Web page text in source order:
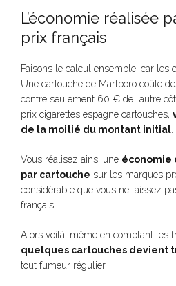
L’économie réalisée
prix français
Faisons le calcul ensemble, car les
Une cartouche de Marlboro coûte
contre seulement 60 € de l’autre
prix cigarettes espagne cartouches,
de la moitié du montant initial.
Vous réalisez ainsi une économie
par cartouche sur les marques
considérable que vous ne laissez
français.
Alors voilà, même en comptant les
quelques cartouches devient
tout fumeur régulier.